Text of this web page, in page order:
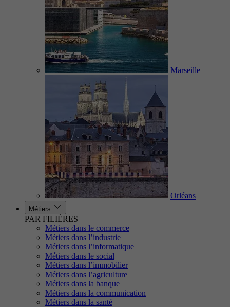
Marseille
Orléans
Métiers
PAR FILIÈRES
Métiers dans le commerce
Métiers dans l’industrie
Métiers dans l’informatique
Métiers dans le social
Métiers dans l’immobilier
Métiers dans l’agriculture
Métiers dans la banque
Métiers dans la communication
Métiers dans la santé